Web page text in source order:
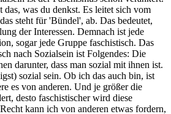
das, was du denkst. Es leitet sich vom
steht für 'Bündel', ab. Das bedeutet,
der Interessen. Demnach ist jede
sogar jede Gruppe faschistisch. Das
nach Sozialsein ist Folgendes: Die
darunter, dass man sozial mit ihnen ist.
sozial sein. Ob ich das auch bin, ist
es von anderen. Und je größer die
desto faschistischer wird diese
kann ich von anderen etwas fordern,